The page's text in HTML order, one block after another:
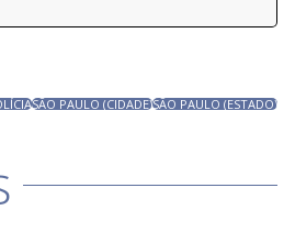
SÃO PAULO (CIDADE)SÃO PAULO (ESTADO)